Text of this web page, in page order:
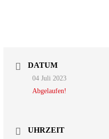
DATUM
04 Juli 2023
Abgelaufen!
UHRZEIT